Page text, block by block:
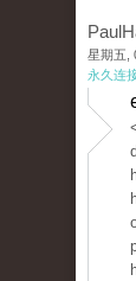
星期五,
永久连